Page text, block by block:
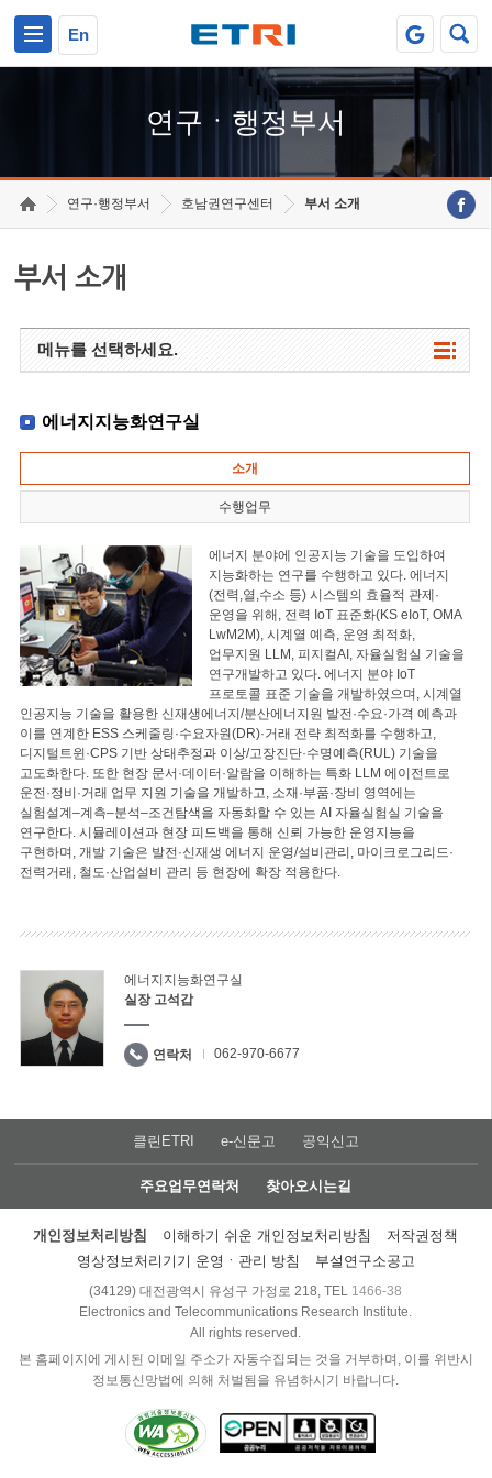
En
연구ㆍ행정부서
연구·행정부서 호남권연구센터 부서 소개
부서 소개
메뉴를 선택하세요.
에너지지능화연구실
소개
수행업무
에너지 분야에 인공지능 기술을 도입하여
지능화하는 연구를 수행하고 있다. 에너지
(전력,열,수소 등) 시스템의 효율적 관제·
운영을 위해, 전력 IoT 표준화(KS eIoT, OMA
LwM2M), 시계열 예측, 운영 최적화,
업무지원 LLM, 피지컬AI, 자율실험실 기술을
연구개발하고 있다. 에너지 분야 IoT
프로토콜 표준 기술을 개발하였으며, 시계열
인공지능 기술을 활용한 신재생에너지/분산에너지원 발전·수요·가격 예측과
이를 연계한 ESS 스케줄링·수요자원(DR)·거래 전략 최적화를 수행하고,
디지털트윈·CPS 기반 상태추정과 이상/고장진단·수명예측(RUL) 기술을
고도화한다. 또한 현장 문서·데이터·알람을 이해하는 특화 LLM 에이전트로
운전·정비·거래 업무 지원 기술을 개발하고, 소재·부품·장비 영역에는
실험설계–계측–분석–조건탐색을 자동화할 수 있는 AI 자율실험실 기술을
연구한다. 시뮬레이션과 현장 피드백을 통해 신뢰 가능한 운영지능을
구현하며, 개발 기술은 발전·신재생 에너지 운영/설비관리, 마이크로그리드·
전력거래, 철도·산업설비 관리 등 현장에 확장 적용한다.
에너지지능화연구실
실장 고석갑
연락처 062-970-6677
클린ETRI e-신문고 공익신고
주요업무연락처 찾아오시는길
개인정보처리방침 이해하기 쉬운 개인정보처리방침
저작권정책
영상정보처리기기 운영ㆍ관리 방침
부설연구소공고
(34129) 대전광역시 유성구 가정로 218, TEL 1466-38
Electronics and Telecommunications Research Institute.
All rights reserved.
본 홈페이지에 게시된 이메일 주소가 자동수집되는 것을 거부하며, 이를 위반시
정보통신망법에 의해 처벌됨을 유념하시기 바랍니다.